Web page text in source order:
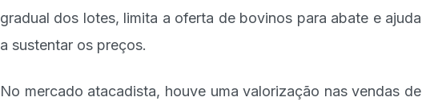
gradual dos lotes, limita a oferta de bovinos para abate e ajuda
a sustentar os preços.
No mercado atacadista, houve uma valorização nas vendas de